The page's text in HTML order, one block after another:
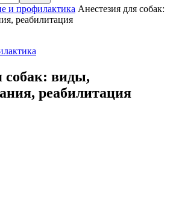
и профилактика Анестезия для собак:
реабилитация
собак: виды,
реабилитация